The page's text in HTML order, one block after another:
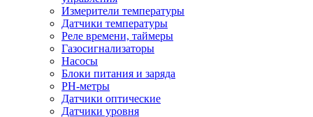
Измерители температуры
Датчики температуры
Реле времени, таймеры
Газосигнализаторы
Насосы
Блоки питания и заряда
PH-метры
Датчики оптические
Датчики уровня